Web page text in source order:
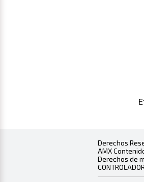
Derechos
AMX
Derechos de